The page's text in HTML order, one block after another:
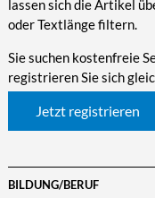
lassen sich die Artikel
oder Textlänge filtern.
Sie suchen kostenfreie
registrieren Sie sich
Jetzt registrieren
BILDUNG/BERUF